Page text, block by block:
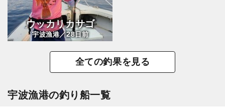
ウッカリカサゴ
宇波漁港／28日前
全ての釣果を見る
宇波漁港の釣り船一覧